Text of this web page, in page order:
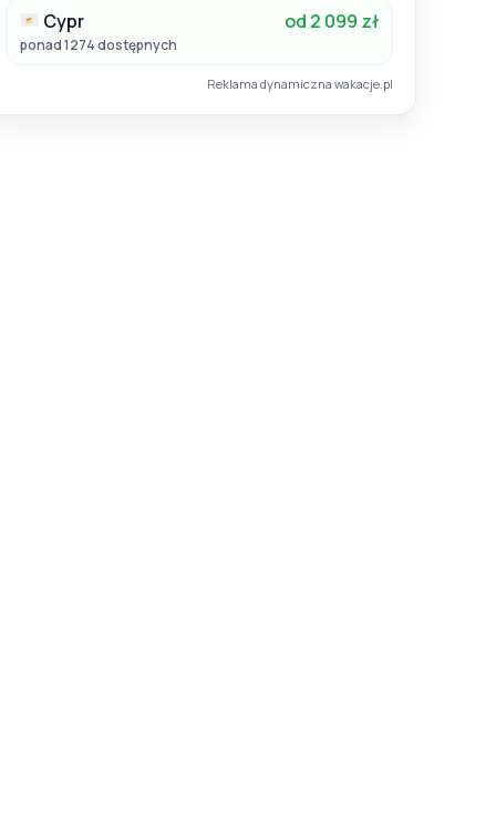
Cypr od 2 099 zł
ponad 1274 dostępnych
Reklama dynamiczna wakacje.pl